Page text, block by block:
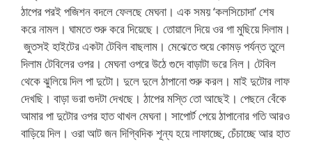
ঠাপের পরই পজিশন বদলে ফেলছে মেঘনা। এক সময় ‘কলসিচোদা’ শেষ
করে নামল। ঘামতে শুরু করে দিয়েছে। তোয়ালে দিয়ে ওর গা মুছিয়ে দিলাম।
জুতসই হাইটের একটা টেবিল বাছলাম। মেঝেতে শুয়ে কোমড় পর্যন্ত তুলে
দিলাম টেবিলের ওপর। মেঘনা ওপরে উঠে গুদে বাড়াটা ভরে নিল। টেবিল
থেকে ঝুলিয়ে দিল পা দুটো। দুলে দুলে ঠাপানো শুরু করল। মাই দুটোর লাফ
দেখছি। বাড়া ভরা গুদটা দেখছে। ঠাপের মস্তি তো আছেই। পেছনে বেঁকে
আমার পা দুটোর ওপর হাত থাখল মেঘনা। সাপোর্ট পেয়ে ঠাপানোর গতি আরও
বাড়িয়ে দিল। ওরা আট জন দিগ্বিদিক শূন্য হয়ে লাফাচ্ছে, চেঁচাচ্ছে আর হাত